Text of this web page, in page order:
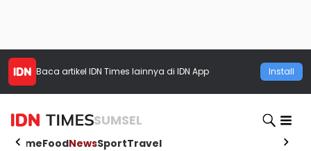
Baca artikel IDN Times lainnya di IDN App Install
SUMSEL
HomeFoodNewsSportTravel